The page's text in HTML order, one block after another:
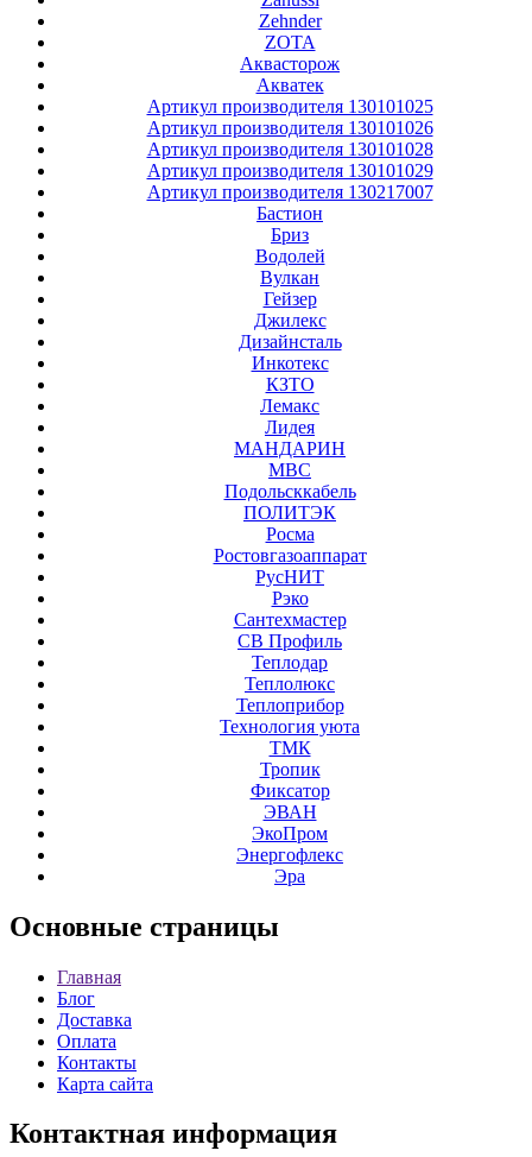
Zehnder
ZOTA
Аквасторож
Акватек
Артикул производителя 130101025
Артикул производителя 130101026
Артикул производителя 130101028
Артикул производителя 130101029
Артикул производителя 130217007
Бастион
Бриз
Водолей
Вулкан
Гейзер
Джилекс
Дизайнсталь
Инкотекс
КЗТО
Лемакс
Лидея
МАНДАРИН
МВС
Подольсккабель
ПОЛИТЭК
Росма
Ростовгазоаппарат
РусНИТ
Рэко
Сантехмастер
СВ Профиль
Теплодар
Теплолюкс
Теплоприбор
Технология уюта
ТМК
Тропик
Фиксатор
ЭВАН
ЭкоПром
Энергофлекс
Эра
Основные страницы
Главная
Блог
Доставка
Оплата
Контакты
Карта сайта
Контактная информация